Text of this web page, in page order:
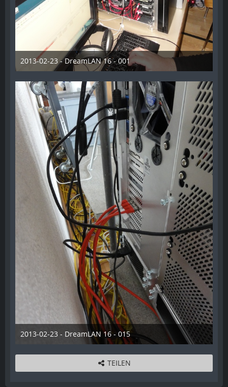
2013-02-23 - DreamLAN 16 - 001
12. August 2014
2013-02-23 - DreamLAN 16 - 015
12. August 2014
TEILEN